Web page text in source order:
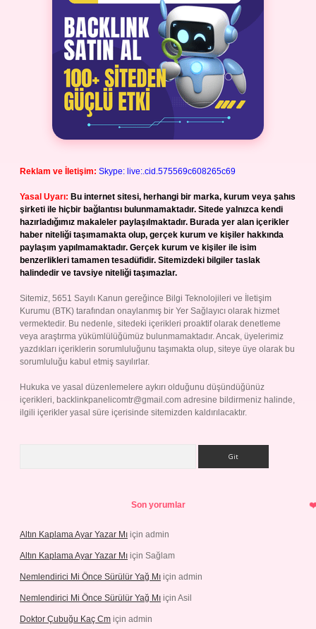
Reklam ve İletişim: Skype: live:.cid.575569c608265c69
Yasal Uyarı: Bu internet sitesi, herhangi bir marka, kurum veya şahıs
şirketi ile hiçbir bağlantısı bulunmamaktadır. Sitede yalnızca kendi
hazırladığımız makaleler paylaşılmaktadır. Burada yer alan içerikler
haber niteliği taşımamakta olup, gerçek kurum ve kişiler hakkında
paylaşım yapılmamaktadır. Gerçek kurum ve kişiler ile isim
benzerlikleri tamamen tesadüfidir. Sitemizdeki bilgiler taslak
halindedir ve tavsiye niteliği taşımazlar.
Sitemiz, 5651 Sayılı Kanun gereğince Bilgi Teknolojileri ve İletişim
Kurumu (BTK) tarafından onaylanmış bir Yer Sağlayıcı olarak hizmet
vermektedir. Bu nedenle, sitedeki içerikleri proaktif olarak denetleme
veya araştırma yükümlülüğümüz bulunmamaktadır. Ancak, üyelerimiz
yazdıkları içeriklerin sorumluluğunu taşımakta olup, siteye üye olarak bu
sorumluluğu kabul etmiş sayılırlar.
Hukuka ve yasal düzenlemelere aykırı olduğunu düşündüğünüz
içerikleri, backlinkpanelicomtr@gmail.com adresine bildirmeniz halinde,
ilgili içerikler yasal süre içerisinde sitemizden kaldırılacaktır.
Son yorumlar
Altın Kaplama Ayar Yazar Mı için admin
Altın Kaplama Ayar Yazar Mı için Sağlam
Nemlendirici Mi Önce Sürülür Yağ Mı için admin
Nemlendirici Mi Önce Sürülür Yağ Mı için Asil
Doktor Çubuğu Kaç Cm için admin